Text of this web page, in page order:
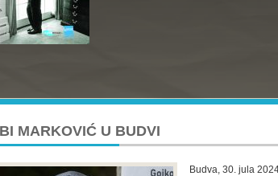
MARKOVIĆ U BUDVI
Budva, 30. jula